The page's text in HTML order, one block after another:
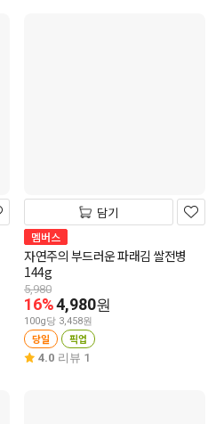
담기
멤버스
자연주의 부드러운 파래김 쌀전병
144g
5,980
16%4,980원
100g당 3,458원
당일 픽업
4.0 리뷰 1